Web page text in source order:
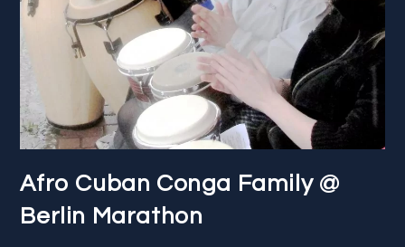
Afro Cuban Conga Family @
Berlin Marathon